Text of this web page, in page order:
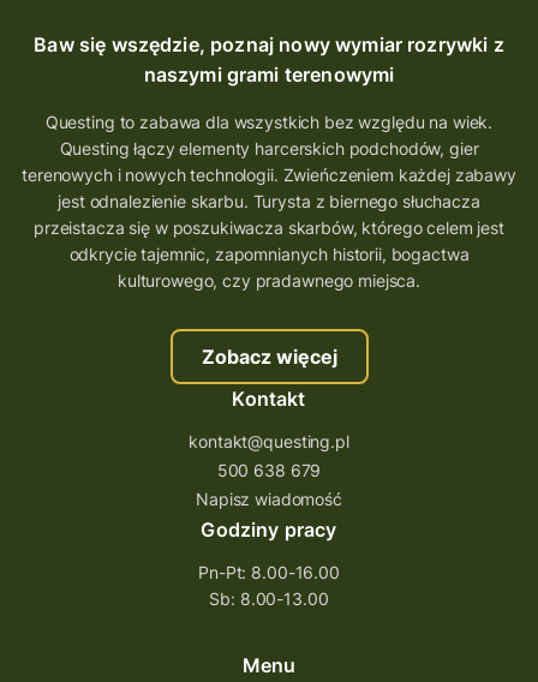
Baw się wszędzie, poznaj nowy wymiar rozrywki z
naszymi grami terenowymi
Questing to zabawa dla wszystkich bez względu na wiek.
Questing łączy elementy harcerskich podchodów, gier
terenowych i nowych technologii. Zwieńczeniem każdej zabawy
jest odnalezienie skarbu. Turysta z biernego słuchacza
przeistacza się w poszukiwacza skarbów, którego celem jest
odkrycie tajemnic, zapomnianych historii, bogactwa
kulturowego, czy pradawnego miejsca.
Zobacz więcej
Kontakt
kontakt@questing.pl
500 638 679
Napisz wiadomość
Godziny pracy
Pn-Pt: 8.00-16.00
Sb: 8.00-13.00
Menu